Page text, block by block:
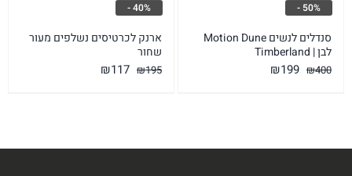
סנדלים לנשים Motion Dune
לבן | Timberland
₪400
המחיר
₪199
50% -
ארנק לכרטיסים נשלפים מעור
שחור
₪195
המחיר
₪117
40% -